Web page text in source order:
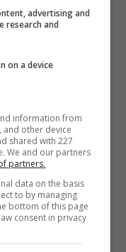
0
advertising and
research and
on a device
information from
and other device
shared with 227
We and our partners
partners.
data on the basis
to by managing
bottom of this page
consent in privacy